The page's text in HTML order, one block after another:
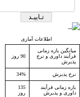
اطلاعات آماری
میانگین بازه زمانی
فرآیند داوری و نرخ
پذیرش
90 روز
نرخ پذیرش 34%
بازه زمانی فرآیند
داوری و پذیرش
135
روز